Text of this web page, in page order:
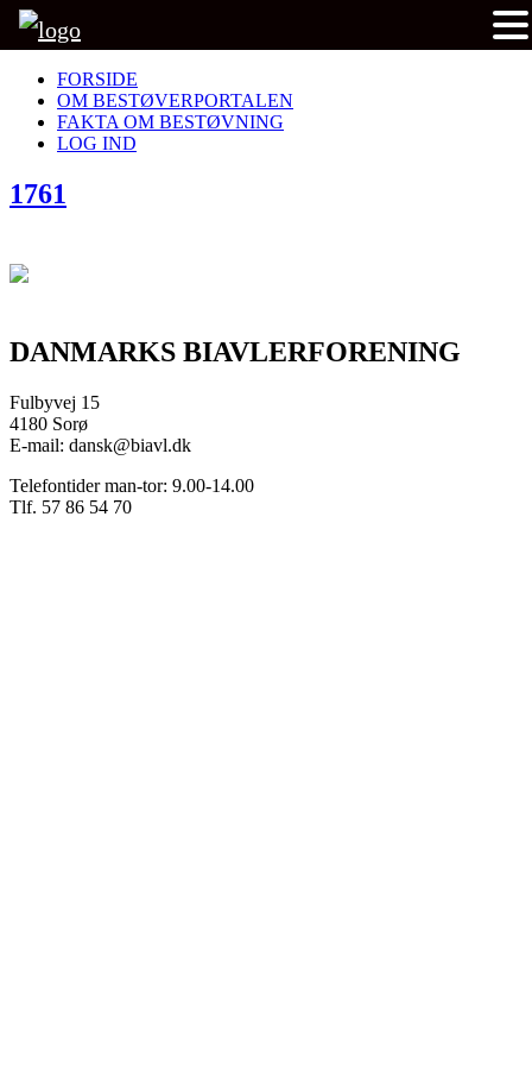
FORSIDE
OM BESTØVERPORTALEN
FAKTA OM BESTØVNING
LOG IND
1761
DANMARKS BIAVLERFORENING
Fulbyvej 15
4180 Sorø
E-mail: dansk@biavl.dk
Telefontider man-tor: 9.00-14.00
Tlf. 57 86 54 70